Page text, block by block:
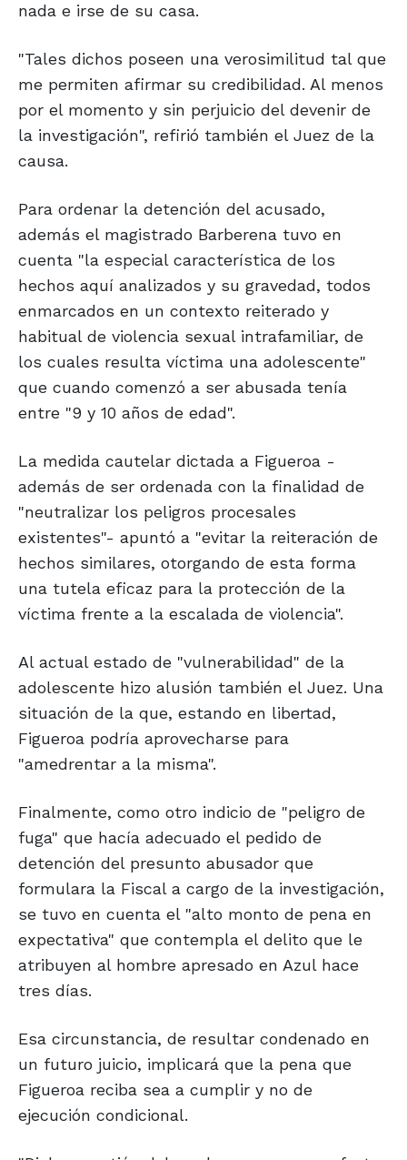
nada e irse de su casa.
"Tales dichos poseen una verosimilitud tal que
me permiten afirmar su credibilidad. Al menos
por el momento y sin perjuicio del devenir de
la investigación", refirió también el Juez de la
causa.
Para ordenar la detención del acusado,
además el magistrado Barberena tuvo en
cuenta "la especial característica de los
hechos aquí analizados y su gravedad, todos
enmarcados en un contexto reiterado y
habitual de violencia sexual intrafamiliar, de
los cuales resulta víctima una adolescente"
que cuando comenzó a ser abusada tenía
entre "9 y 10 años de edad".
La medida cautelar dictada a Figueroa -
además de ser ordenada con la finalidad de
"neutralizar los peligros procesales
existentes"- apuntó a "evitar la reiteración de
hechos similares, otorgando de esta forma
una tutela eficaz para la protección de la
víctima frente a la escalada de violencia".
Al actual estado de "vulnerabilidad" de la
adolescente hizo alusión también el Juez. Una
situación de la que, estando en libertad,
Figueroa podría aprovecharse para
"amedrentar a la misma".
Finalmente, como otro indicio de "peligro de
fuga" que hacía adecuado el pedido de
detención del presunto abusador que
formulara la Fiscal a cargo de la investigación,
se tuvo en cuenta el "alto monto de pena en
expectativa" que contempla el delito que le
atribuyen al hombre apresado en Azul hace
tres días.
Esa circunstancia, de resultar condenado en
un futuro juicio, implicará que la pena que
Figueroa reciba sea a cumplir y no de
ejecución condicional.